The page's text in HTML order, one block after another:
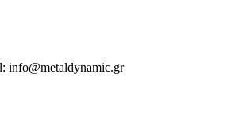
info@metaldynamic.gr
Κομοτηνή | Βέροια | Ελλάδα | Λάρισα |